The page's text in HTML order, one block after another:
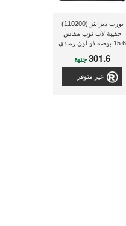
بورت ديزاينز (110200)
حقيبة لاب توب مقاس
15.6 بوصة ذو لون رمادى
301.6جنية
غير متوفر